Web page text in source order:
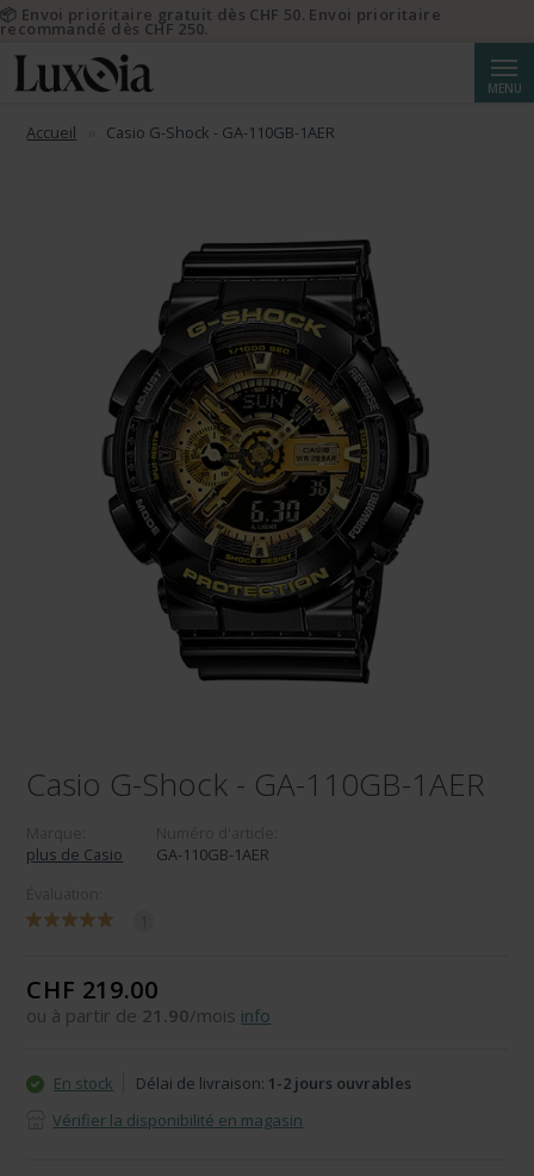
MENU
Accueil Casio G-Shock - GA-110GB-1AER
Casio G-Shock - GA-110GB-1AER
plus de Casio
GA-110GB-1AER
CHF 219.00
ou à partir de 21.90/mois info
En stock Délai de livraison: 1-2 jours ouvrables
Vérifier la disponibilité en magasin
📦 Envoi prioritaire gratuit dès CHF 50. Envoi prioritaire
recommandé dès CHF 250.